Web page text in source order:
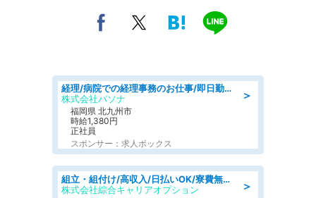
＞
経理/病院での経理事務のお仕事/即日勤務可/車通勤可/経理/一般事務
株式会社パソナ
福岡県 北九州市
時給1,380円
正社員
スポンサー：求人ボックス
＞
組立・組付け/高収入/日払いOK/寮費無料/交替制/20・30・40代活躍中
株式会社綜合キャリアオプション